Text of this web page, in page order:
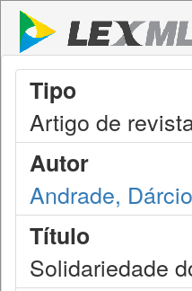
Tipo
Artigo de
Autor
Andrade,
Título
Solidariedade